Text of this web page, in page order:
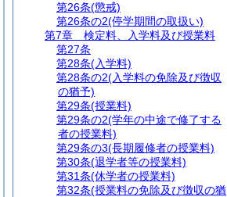
第26条(懲戒)
第26条の2(停学期間の取扱い)
第7章
検定料、入学料及び授業料
第27条
第28条(入学料)
第28条の2(入学料の免除及び徴収
の猶予)
第29条(授業料)
第29条の2(学年の中途で修了する
者の授業料)
第29条の3(長期履修者の授業料)
第30条(退学者等の授業料)
第31条(休学者の授業料)
第32条(授業料の免除及び徴収の猶